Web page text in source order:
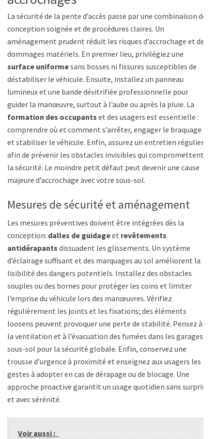
La sécurité de la pente d’accès passe par une combinaison de
conception soignée et de procédures claires. Un
aménagement prudent réduit les risques d’accrochage et de
dommages matériels. En premier lieu, privilégiez une
surface uniformesans bosses ni fissures susceptibles de
déstabiliser le véhicule. Ensuite, installez un panneau
lumineux et une bande dévitrifiée professionnelle pour
guider la manœuvre, surtout à l’aube ou après la pluie. La
formation des occupants et des usagers est essentielle :
comprendre où et comment s’arrêter, engager le braquage
et stabiliser le véhicule. Enfin, assurez un entretien régulier
afin de prévenir les obstacles invisibles qui compromettent
la sécurité. Le moindre petit défaut peut devenir une cause
majeure d’accrochage avec votre sous-sol.
Mesures de sécurité et aménagement
Les mesures préventives doivent être intégrées dès la
conception: dalles de guidageet revêtements
antidérapants dissuadent les glissements. Un système
d’éclairage suffisant et des marquages au sol améliorent la
lisibilité des dangers potentiels. Installez des obstacles
souples ou des bornes pour protéger les coins et limiter
l’emprise du véhicule lors des manœuvres. Vérifiez
régulièrement les joints et les fixations; des éléments
loosens peuvent provoquer une perte de stabilité. Pensez à
la ventilation et à l’évacuation des fumées dans les garages
sous-sol pour la sécurité globale. Enfin, conservez une
trousse d’urgence à proximité et enseignez aux usagers les
gestes à adopter en cas de dérapage ou de blocage. Une
approche proactive garantit un usage quotidien sans surprise
et avec sérénité.
Voir aussi :